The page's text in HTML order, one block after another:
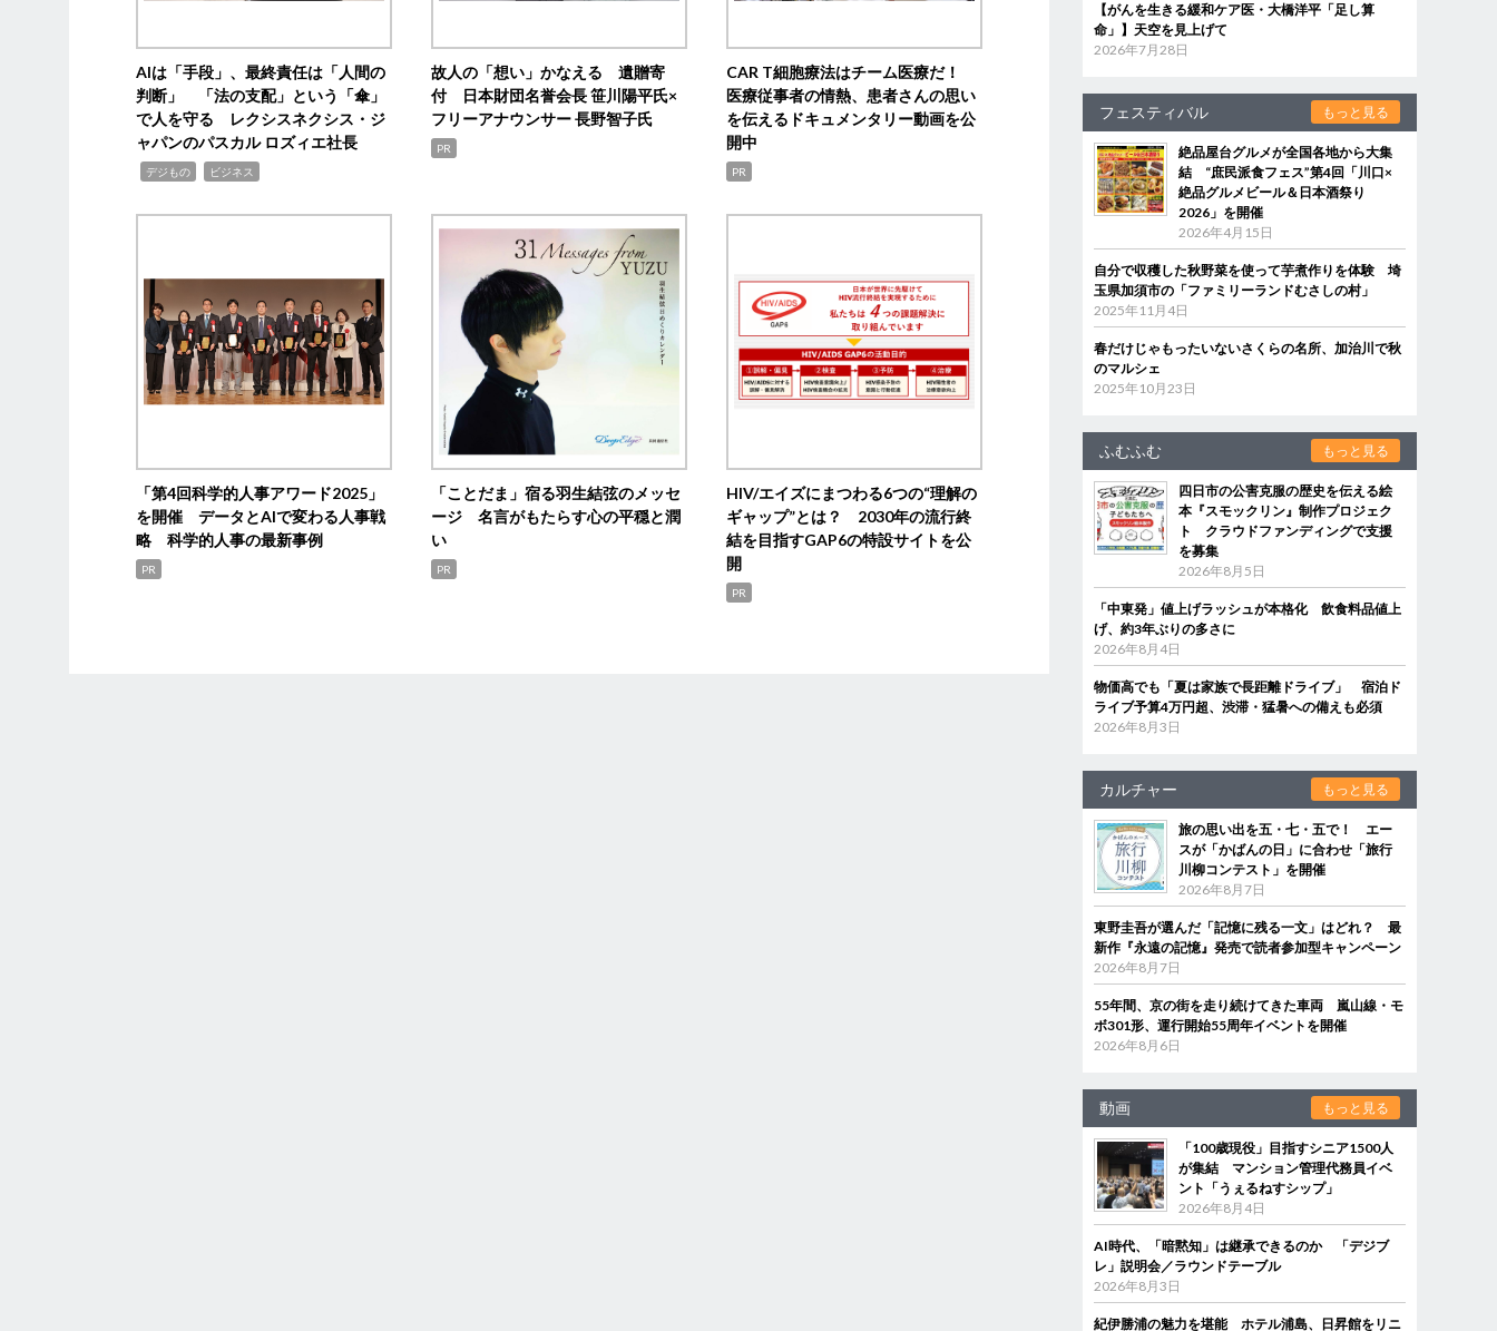
AIは「手段」、最終責任は「人間の
判断」 「法の支配」という「傘」
で人を守る レクシスネクシス・ジ
ャパンのパスカル ロズィエ社長
デジもの ビジネス
故人の「想い」かなえる 遺贈寄
付 日本財団名誉会長 笹川陽平氏×
フリーアナウンサー 長野智子氏
PR
CAR T細胞療法はチーム医療だ！
医療従事者の情熱、患者さんの思い
を伝えるドキュメンタリー動画を公
開中
PR
「第4回科学的人事アワード2025」
を開催 データとAIで変わる人事戦
略 科学的人事の最新事例
PR
「ことだま」宿る羽生結弦のメッセ
ージ 名言がもたらす心の平穏と潤
い
PR
HIV/エイズにまつわる6つの“理解の
ギャップ”とは？ 2030年の流行終
結を目指すGAP6の特設サイトを公
開
PR
【がんを生きる緩和ケア医・大橋洋平「足し算
命」】天空を見上げて
2026年7月28日
フェスティバル もっと見る
絶品屋台グルメが全国各地から大集
結 “庶民派食フェス”第4回「川口×
絶品グルメビール＆日本酒祭り
2026」を開催
2026年4月15日
自分で収穫した秋野菜を使って芋煮作りを体験 埼
玉県加須市の「ファミリーランドむさしの村」
2025年11月4日
春だけじゃもったいないさくらの名所、加治川で秋
のマルシェ
2025年10月23日
ふむふむ もっと見る
四日市の公害克服の歴史を伝える絵
本『スモックリン』制作プロジェク
ト クラウドファンディングで支援
を募集
2026年8月5日
「中東発」値上げラッシュが本格化 飲食料品値上
げ、約3年ぶりの多さに
2026年8月4日
物価高でも「夏は家族で長距離ドライブ」 宿泊ド
ライブ予算4万円超、渋滞・猛暑への備えも必須
2026年8月3日
カルチャー もっと見る
旅の思い出を五・七・五で！ エー
スが「かばんの日」に合わせ「旅行
川柳コンテスト」を開催
2026年8月7日
東野圭吾が選んだ「記憶に残る一文」はどれ？ 最
新作『永遠の記憶』発売で読者参加型キャンペーン
2026年8月7日
55年間、京の街を走り続けてきた車両 嵐山線・モ
ボ301形、運行開始55周年イベントを開催
2026年8月6日
動画 もっと見る
「100歳現役」目指すシニア1500人
が集結 マンション管理代務員イベ
ント「うぇるねすシップ」
2026年8月4日
AI時代、「暗黙知」は継承できるのか 「デジブ
レ」説明会／ラウンドテーブル
2026年8月3日
紀伊勝浦の魅力を堪能 ホテル浦島、日昇館をリニ